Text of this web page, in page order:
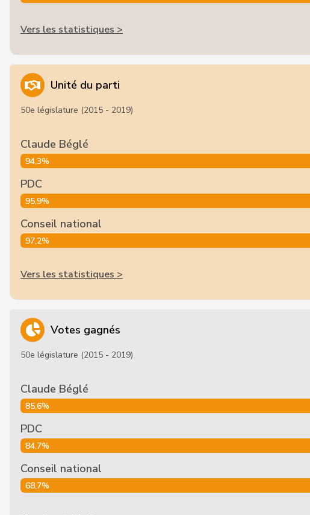
Vers les statistiques >
Unité du parti
50e législature (2015 - 2019)
Claude Béglé
94,3%
PDC
95,9%
Conseil national
97,2%
Vers les statistiques >
Votes gagnés
50e législature (2015 - 2019)
Claude Béglé
85,6%
PDC
84,7%
Conseil national
68,7%